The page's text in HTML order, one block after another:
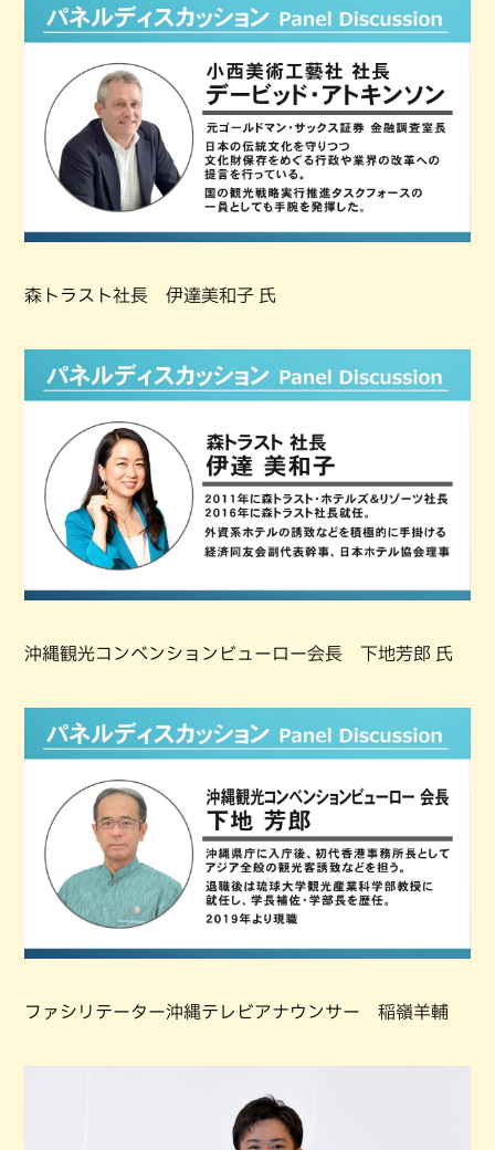
森トラスト社長 伊達美和子 氏
沖縄観光コンベンションビューロー会長 下地芳郎 氏
ファシリテーター沖縄テレビアナウンサー 稲嶺羊輔